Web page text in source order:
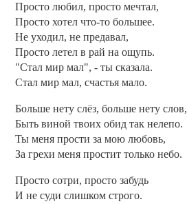
Просто любил, просто мечтал,
Просто хотел что-то большее.
Не уходил, не предавал,
Просто летел в рай на ощупь.
"Стал мир мал", - ты сказала.
Стал мир мал, счастья мало.
Больше нету слёз, больше нету слов,
Быть виной твоих обид так нелепо.
Ты меня прости за мою любовь,
За грехи меня простит только небо.
Просто сотри, просто забудь
И не суди слишком строго.